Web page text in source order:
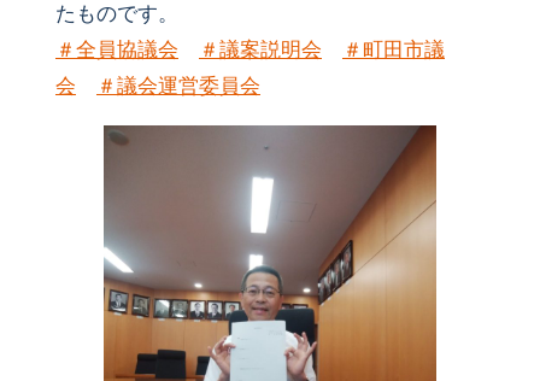
たものです。
＃ 全員協議会 ＃ 議案説明会 ＃ 町田市議
会
＃ 議会運営委員会